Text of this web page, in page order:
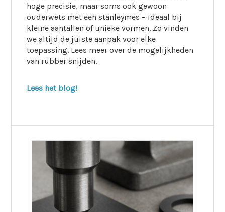
hoge precisie, maar soms ook gewoon
ouderwets met een stanleymes – ideaal bij
kleine aantallen of unieke vormen. Zo vinden
we altijd de juiste aanpak voor elke
toepassing. Lees meer over de mogelijkheden
van rubber snijden.
Lees het blog!